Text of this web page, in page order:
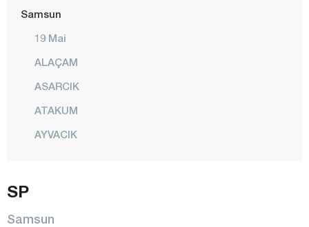
Samsun
19 Mai
ALAÇAM
ASARCIK
ATAKUM
AYVACIK
SP
Samsun